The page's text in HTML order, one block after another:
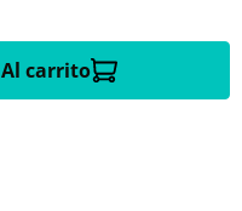
Al carrito